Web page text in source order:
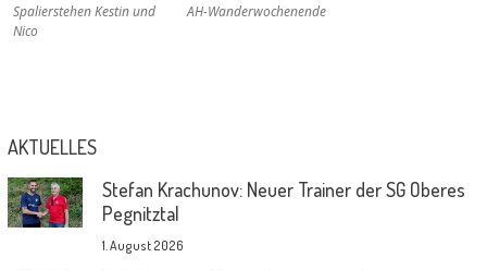
Spalierstehen Kestin und
Nico
AH-Wanderwochenende
AKTUELLES
Stefan Krachunov: Neuer Trainer der SG Oberes
Pegnitztal
1. August 2026